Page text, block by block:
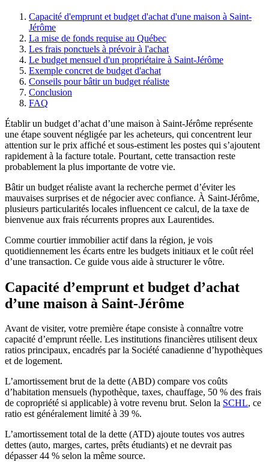
Capacité d'emprunt et budget d'achat d'une maison à Saint-
Jérôme
La mise de fonds requise au Québec
Les frais ponctuels à prévoir à l'achat
Le budget mensuel d'un propriétaire à Saint-Jérôme
Exemple concret de budget d'achat
Conseils pour bâtir un budget réaliste
Conclusion
FAQ
Établir un budget d’achat d’une maison à Saint-Jérôme représente
une étape souvent négligée par les acheteurs, qui concentrent leur
attention sur le prix affiché et sous-estiment les postes qui s’ajoutent
rapidement à la facture totale. Pourtant, cette transaction reste
probablement la plus importante de votre vie.
Bâtir un budget réaliste avant la recherche permet d’éviter les
mauvaises surprises et de négocier avec confiance. À Saint-Jérôme,
plusieurs particularités locales influencent ce calcul, de la taxe de
bienvenue aux frais récurrents propres aux Laurentides.
Comme courtier immobilier actif dans la région, je vois
quotidiennement les écarts entre les budgets initiaux et le coût réel
d’une transaction. Ce guide vous aide à structurer le vôtre.
Capacité d’emprunt et budget d’achat
d’une maison à Saint-Jérôme
Avant de visiter, votre première étape consiste à connaître votre
capacité d’emprunt réelle. Les institutions financières utilisent deux
ratios principaux, encadrés par la Société canadienne d’hypothèques
et de logement.
L’amortissement brut de la dette (ABD) compare vos coûts
d’habitation mensuels (hypothèque, taxes, chauffage, 50 % des frais
de copropriété si applicable) à votre revenu brut. Selon la SCHL, ce
ratio est généralement limité à 39 %.
L’amortissement total de la dette (ATD) ajoute toutes vos autres
dettes (auto, marges, cartes, prêts étudiants) et ne devrait pas
dépasser 44 % selon la même source.